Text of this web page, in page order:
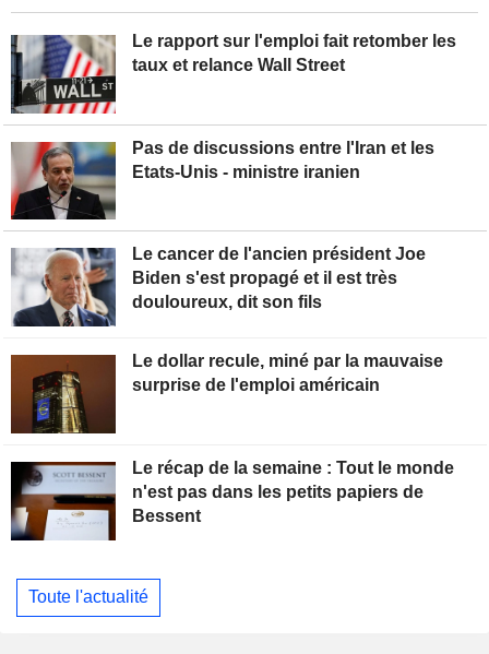
Le rapport sur l'emploi fait retomber les
taux et relance Wall Street
Pas de discussions entre l'Iran et les
Etats-Unis - ministre iranien
Le cancer de l'ancien président Joe
Biden s'est propagé et il est très
douloureux, dit son fils
Le dollar recule, miné par la mauvaise
surprise de l'emploi américain
Le récap de la semaine : Tout le monde
n'est pas dans les petits papiers de
Bessent
Toute l'actualité